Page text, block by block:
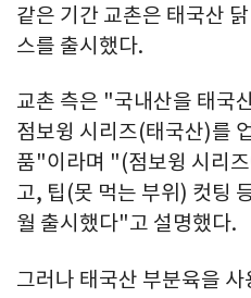
같은 기간 교촌은 태국산
스를 출시했다.
교촌 측은 "국내산을 태국
점보윙 시리즈(태국산)를
품"이라며 "(점보윙 시리
고, 팁(못 먹는 부위) 컷팅
월 출시했다"고 설명했다.
그러나 태국산 부분육을